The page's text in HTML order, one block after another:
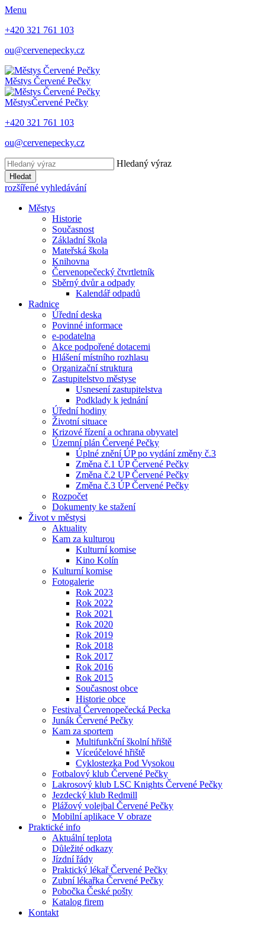
Menu
+420 321 761 103
ou@cervenepecky.cz
Městys Červené Pečky
MěstysČervené Pečky
+420 321 761 103
ou@cervenepecky.cz
Hledaný výraz
Hledat
rozšířené vyhledávání
Městys
Historie
Současnost
Základní škola
Mateřská škola
Knihovna
Červenopečecký čtvrtletník
Sběrný dvůr a odpady
Kalendář odpadů
Radnice
Úřední deska
Povinné informace
e-podatelna
Akce podpořené dotacemi
Hlášení místního rozhlasu
Organizační struktura
Zastupitelstvo městyse
Usnesení zastupitelstva
Podklady k jednání
Úřední hodiny
Životní situace
Krizové řízení a ochrana obyvatel
Územní plán Červené Pečky
Úplné znění ÚP po vydání změny č.3
Změna č.1 ÚP Červené Pečky
Změna č.2 UP Červené Pečky
Změna č.3 ÚP Červené Pečky
Rozpočet
Dokumenty ke stažení
Život v městysi
Aktuality
Kam za kulturou
Kulturní komise
Kino Kolín
Kulturní komise
Fotogalerie
Rok 2023
Rok 2022
Rok 2021
Rok 2020
Rok 2019
Rok 2018
Rok 2017
Rok 2016
Rok 2015
Současnost obce
Historie obce
Festival Červenopečecká Pecka
Junák Červené Pečky
Kam za sportem
Multifunkční školní hřiště
Víceúčelové hřiště
Cyklostezka Pod Vysokou
Fotbalový klub Červené Pečky
Lakrosový klub LSC Knights Červené Pečky
Jezdecký klub Redmill
Plážový volejbal Červené Pečky
Mobilní aplikace V obraze
Praktické info
Aktuální teplota
Důležité odkazy
Jízdní řády
Praktický lékař Červené Pečky
Zubní lékařka Červené Pečky
Pobočka České pošty
Katalog firem
Kontakt